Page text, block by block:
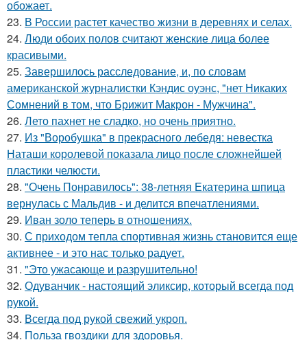
обожает.
23. В России растет качество жизни в деревнях и селах.
24. Люди обоих полов считают женские лица более
красивыми.
25. Завершилось расследование, и, по словам
американской журналистки Кэндис оуэнс, "нет Никаких
Сомнений в том, что Брижит Макрон - Мужчина".
26. Лето пахнет не сладко, но очень приятно.
27. Из "Воробушка" в прекрасного лебедя: невестка
Наташи королевой показала лицо после сложнейшей
пластики челюсти.
28. "Очень Понравилось": 38-летняя Екатерина шпица
вернулась с Мальдив - и делится впечатлениями.
29. Иван золо теперь в отношениях.
30. С приходом тепла спортивная жизнь становится еще
активнее - и это нас только радует.
31. "Это ужасающе и разрушительно!
32. Одуванчик - настоящий эликсир, который всегда под
рукой.
33. Всегда под рукой свежий укроп.
34. Польза гвоздики для здоровья.